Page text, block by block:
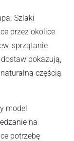
Szlaki
przez okolice
sprzątanie
pokazują,
częścią
model
na
potrzebę